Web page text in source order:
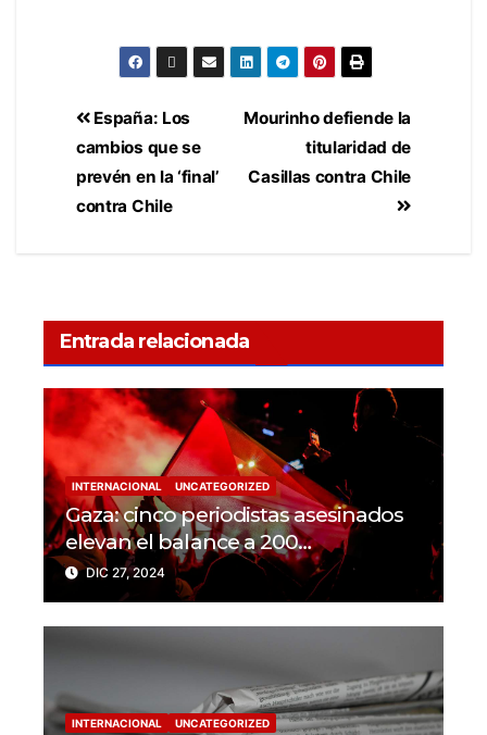
Mourinho defiende la
titularidad de
Casillas contra Chile
España: Los
cambios que se
prevén en la ‘final’
contra Chile
Entrada relacionada
INTERNACIONAL UNCATEGORIZED
Gaza: cinco periodistas asesinados
elevan el balance a 200
trabajadores de la prensa muertos
en 2024
DIC 27, 2024
INTERNACIONAL UNCATEGORIZED